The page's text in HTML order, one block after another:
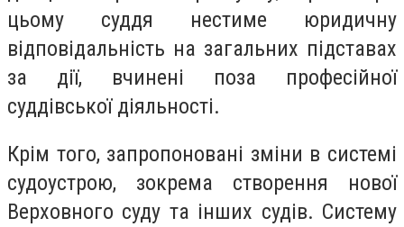
цьому суддя нестиме юридичну
відповідальність на загальних підставах
за дії, вчинені поза професійної
суддівської діяльності.
Крім того, запропоновані зміни в системі
судоустрою, зокрема створення нової
Верховного суду та інших судів. Систему